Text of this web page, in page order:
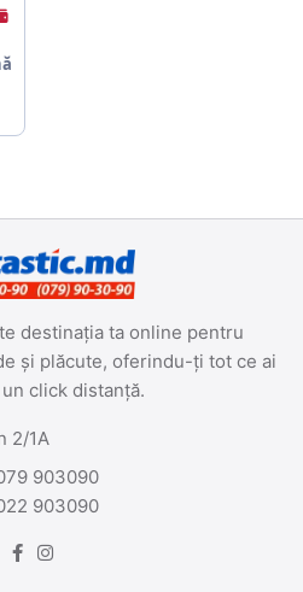
destinația ta online pentru
și plăcute, oferindu-ți tot ce ai
click distanță.
2/1A
903090
903090